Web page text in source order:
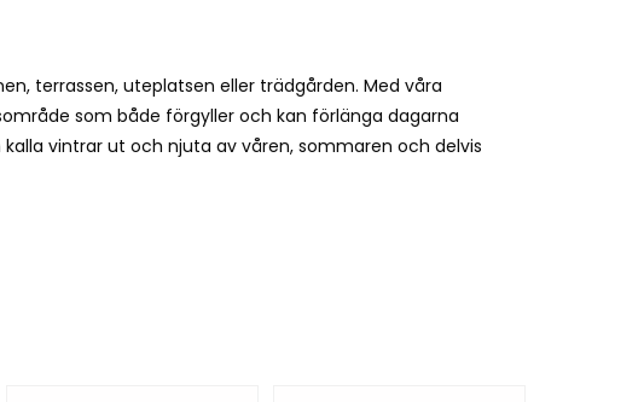
terrassen, uteplatsen eller trädgården. Med våra
som både förgyller och kan förlänga dagarna
vintrar ut och njuta av våren, sommaren och delvis